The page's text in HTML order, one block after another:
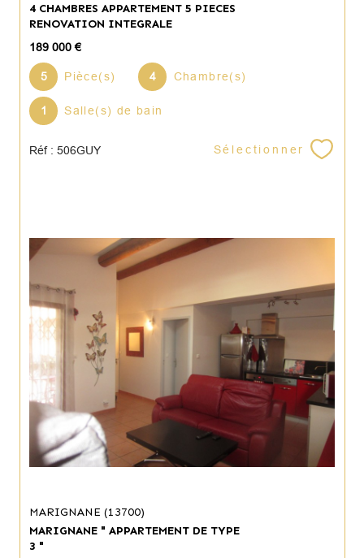
4 CHAMBRES APPARTEMENT 5 PIECES
RENOVATION INTEGRALE
189 000 €
5 Pièce(s) 4 Chambre(s)
1 Salle(s) de bain
Réf : 506GUY Sélectionner
MARIGNANE (13700)
MARIGNANE " APPARTEMENT DE TYPE
3 "